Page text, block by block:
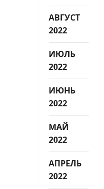
АВГУСТ
2022
ИЮЛЬ
2022
ИЮНЬ
2022
МАЙ
2022
АПРЕЛЬ
2022